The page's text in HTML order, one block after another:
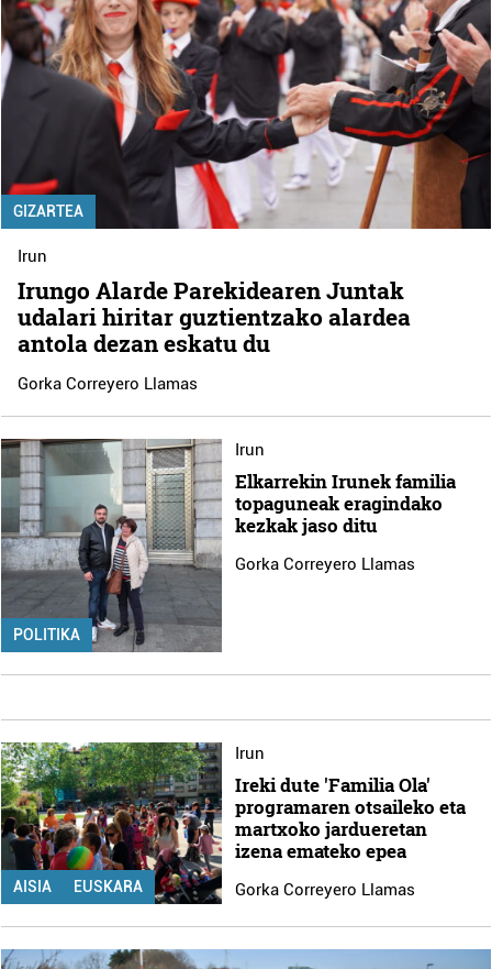
GIZARTEA
Irun
Irungo Alarde Parekidearen Juntak
udalari hiritar guztientzako alardea
antola dezan eskatu du
Gorka Correyero Llamas
POLITIKA
Irun
Elkarrekin Irunek familia
topaguneak eragindako
kezkak jaso ditu
Gorka Correyero Llamas
AISIA EUSKARA
Irun
Ireki dute 'Familia Ola'
programaren otsaileko eta
martxoko jardueretan
izena emateko epea
Gorka Correyero Llamas